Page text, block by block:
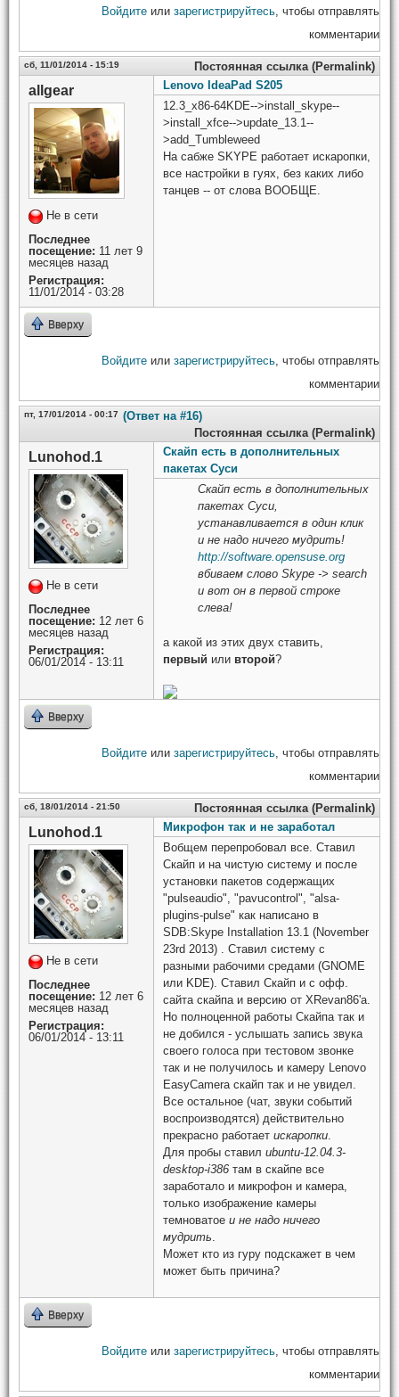
Войдите или зарегистрируйтесь, чтобы отправлять
комментарии
сб, 11/01/2014 - 15:19 Постоянная ссылка (Permalink)
allgear
Не в сети
Последнее
посещение: 11 лет 9
месяцев назад
Регистрация:
11/01/2014 - 03:28
Lenovo IdeaPad S205
12.3_x86-64KDE-->install_skype--
>install_xfce-->update_13.1--
>add_Tumbleweed
На сабже SKYPE работает искаропки,
все настройки в гуях, без каких либо
танцев -- от слова ВООБЩЕ.
Вверху
Войдите или зарегистрируйтесь, чтобы отправлять
комментарии
пт, 17/01/2014 - 00:17 (Ответ на #16)
Постоянная ссылка (Permalink)
Lunohod.1
Не в сети
Последнее
посещение: 12 лет 6
месяцев назад
Регистрация:
06/01/2014 - 13:11
Скайп есть в дополнительных
пакетах Суси
Скайп есть в дополнительных
пакетах Суси,
устанавливается в один клик
и не надо ничего мудрить!
http://software.opensuse.org
вбиваем слово Skype -> search
и вот он в первой строке
слева!
а какой из этих двух ставить,
первый или второй?
Вверху
Войдите или зарегистрируйтесь, чтобы отправлять
комментарии
сб, 18/01/2014 - 21:50 Постоянная ссылка (Permalink)
Lunohod.1
Не в сети
Последнее
посещение: 12 лет 6
месяцев назад
Регистрация:
06/01/2014 - 13:11
Микрофон так и не заработал
Вобщем перепробовал все. Ставил
Скайп и на чистую систему и после
установки пакетов содержащих
"pulseaudio", "pavucontrol", "alsa-
plugins-pulse" как написано в
SDB:Skype Installation 13.1 (November
23rd 2013) . Ставил систему с
разными рабочими средами (GNOME
или KDE). Ставил Скайп и с офф.
сайта скайпа и версию от XRevan86'а.
Но полноценной работы Скайпа так и
не добился - услышать запись звука
своего голоса при тестовом звонке
так и не получилось и камеру Lenovo
EasyCamera скайп так и не увидел.
Все остальное (чат, звуки событий
воспроизводятся) действительно
прекрасно работает искаропки.
Для пробы ставил ubuntu-12.04.3-
desktop-i386 там в скайпе все
заработало и микрофон и камера,
только изображение камеры
темноватое и не надо ничего
мудрить.
Может кто из гуру подскажет в чем
может быть причина?
Вверху
Войдите или зарегистрируйтесь , чтобы отправлять
комментарии